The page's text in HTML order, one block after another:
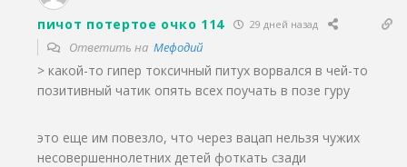
пичот потертое очко 114 29 дней назад
Ответить на Мефодий
> какой-то гипер токсичный питух ворвался в чей-то
позитивный чатик опять всех поучать в позе гуру
это еще им повезло, что через вацап нельзя чужих
несовершеннолетних детей фоткать сзади